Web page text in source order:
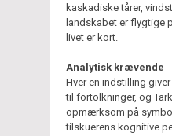
kaskadiske tårer,
landskabet er flygtige
livet er kort.
Analytisk krævende
Hver en indstilling
til fortolkninger, og
opmærksom på
tilskuerens kognitive